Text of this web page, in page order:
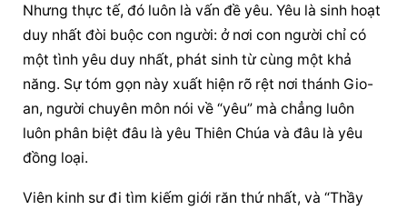
Nhưng thực tế, đó luôn là vấn đề yêu. Yêu là sinh hoạt
duy nhất đòi buộc con người: ở nơi con người chỉ có
một tình yêu duy nhất, phát sinh từ cùng một khả
năng. Sự tóm gọn này xuất hiện rõ rệt nơi thánh Gio-
an, người chuyên môn nói về “yêu” mà chẳng luôn
luôn phân biệt đâu là yêu Thiên Chúa và đâu là yêu
đồng loại.
Viên kinh sư đi tìm kiếm giới răn thứ nhất, và “Thầy